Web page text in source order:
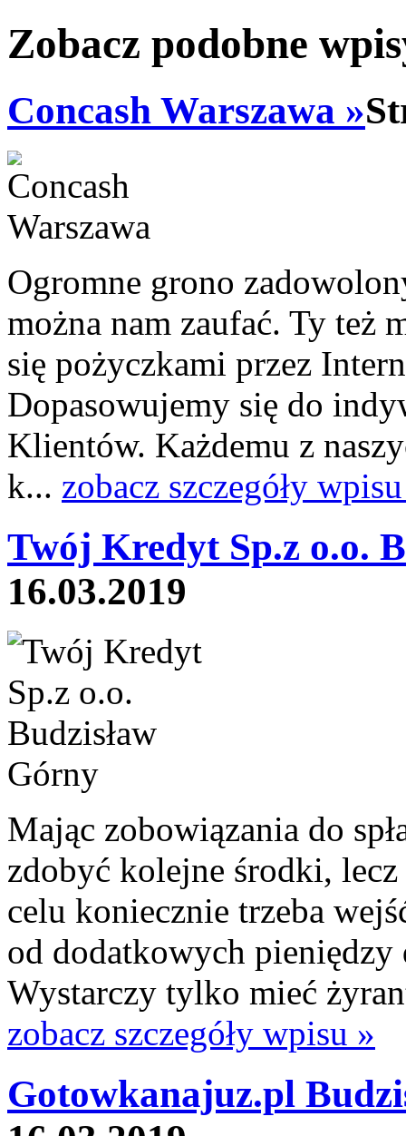
Zobacz podobne
Concash Warszawa »
Ogromne grono
można nam zaufać. Ty też
się pożyczkami przez
Dopasowujemy się do
Klientów. Każdemu z
k... zobacz szczegóły
Twój Kredyt Sp.z o.o.
16.03.2019
Mając zobowiązania do
zdobyć kolejne środki,
celu koniecznie trzeba
od dodatkowych
Wystarczy tylko mieć
zobacz szczegóły wpisu »
Gotowkanajuz.pl